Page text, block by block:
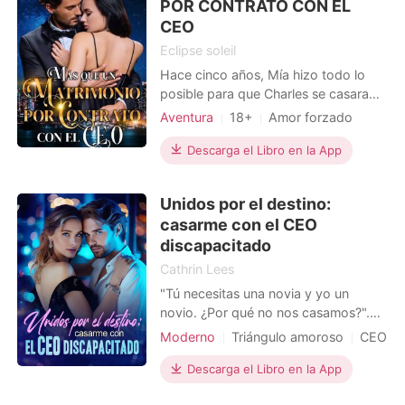
desapareció de mi vida. Poco despué
POR CONTRATO CON EL
CEO
Eclipse soleil
Hace cinco años, Mía hizo todo lo
posible para que Charles se casara
con ella. Debido al poder de su
hombre que amó. Mia luchó durante
años para ganarse el corazón de su
frío y distante. Después de soportar
el rechazo de su
Aventura 18+
Amor forzado
CEO
Amor después del matrimonio
Descarga el Libro en la App
Unidos por el destino:
casarme con el CEO
discapacitado
Cathrin Lees
"Tú necesitas una novia y yo un
novio. ¿Por qué no nos casamos?".
Abandonados ambos en el altar,
desconocido discapacitado del local
de al lado. Compadecida de su
Moderno Triángulo amoroso
CEO
Múltiples identidades
Matrimonio por contrato
Dulce
Descarga el Libro en la App